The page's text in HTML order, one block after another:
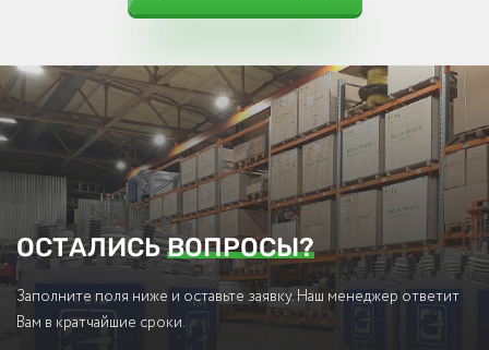
ОСТАЛИСЬВОПРОСЫ?
Заполните поля ниже и оставьте заявку. Наш менеджер ответит
Вам в кратчайшие сроки.